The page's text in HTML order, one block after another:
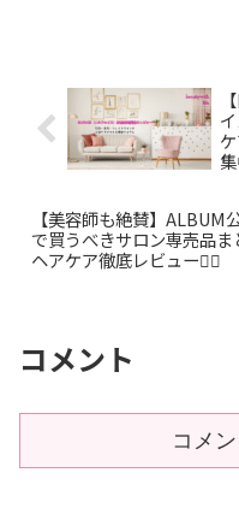
【美容師も絶賛】ALBUM
で買うべきサロン専売品ま
ヘアケア徹底レビュー💇‍♀️
コメント
コメ